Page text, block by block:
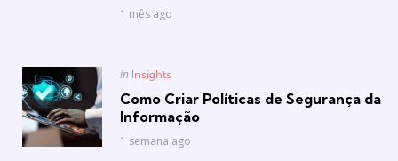
1 mês ago
Posted
in Insights
Como Criar Políticas de Segurança da
Informação
1 semana ago